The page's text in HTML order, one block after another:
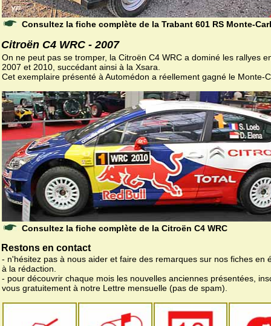
Consultez la fiche complète de la Trabant 601 RS Monte-
Citroën C4 WRC - 2007
On ne peut pas se tromper, la Citroën C4 WRC a dominé les rallyes
2007 et 2010, succédant ainsi à la Xsara.
Cet exemplaire présenté à Automédon a réellement gagné le Monte-
Consultez la fiche complète de la Citroën C4 WRC
Restons en contact
- n'hésitez pas à nous aider et faire des remarques sur nos fiches en
à la rédaction.
- pour découvrir chaque mois les nouvelles anciennes présentées,
vous gratuitement à notre Lettre mensuelle (pas de spam).